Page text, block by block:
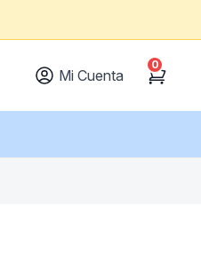
Mi Cuenta Cart
0